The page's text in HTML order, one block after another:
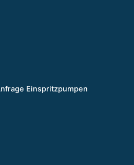
Einspritzpumpen